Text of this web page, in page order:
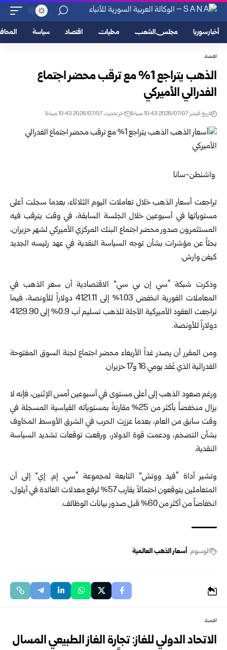
أخبار سوريا مجلس الشعب محليات اقتصاد سياسة
اقتصاد
الذهب يتراجع 1% مع ترقب محضر اجتماع
الفدرالي الأميركي‏
تاريخ النشر: 2026/07/07 10:43 صباحًا اخر تحديث: 2026/07/07 10:43 صباحًا
‏ ‏واشنطن-سانا‏
تراجعت أسعار الذهب خلال تعاملات اليوم الثلاثاء، بعدما سجلت أعلى
‏مستوياتها في أسبوعين خلال الجلسة السابقة، في وقت يترقب فيه
‏المستثمرون صدور محضر اجتماع البنك المركزي الأميركي لشهر ‏حزيران،
بحثاً عن مؤشرات بشأن توجه السياسة النقدية في عهد رئيسه ‏الجديد
كيفن وارش.‏
وذكرت شبكة “سي إن بي سي” الاقتصادية أن سعر الذهب في
المعاملات ‏الفورية انخفض 1.03% إلى 4121.11 دولاراً للأونصة، فيما
تراجعت ‏العقود الأميركية الآجلة للذهب تسليم آب 0.9% إلى 4129.90
دولاراً ‏للأونصة.‏
ومن المقرر أن يصدر غداً الأربعاء محضر اجتماع لجنة السوق المفتوحة
‏الفدرالية الذي عُقد يومي 16 و17 حزيران.‏
ورغم صعود الذهب إلى أعلى مستوى في أسبوعين أمس الإثنين، فإنه لا
‏يزال منخفضاً بأكثر من 25% مقارنةً بمستوياته القياسية المسجلة في
وقت ‏سابق من العام، بعدما عززت الحرب في الشرق الأوسط المخاوف
بشأن ‏التضخم، ودعمت قوة الدولار، ورفعت توقعات تشديد السياسة
النقدية.‏
وتشير أداة “فيد ووتش” التابعة لمجموعة “سي. إم. إي” إلى أن
المتعاملين ‏يتوقعون احتمالاً يقارب 57% لرفع معدلات الفائدة في أيلول،
انخفاضاً من ‏أكثر من 60% قبل صدور بيانات الوظائف.‏
الوسوم: أسعار الذهب العالمية
اقتصاد
الاتحاد الدولي للغاز: تجارة الغاز الطبيعي المسال